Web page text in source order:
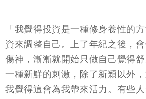
「我覺得投資是一種修身養性的
資來調整自己。上了年紀之後，
傷神，漸漸就開始只做自己覺得
一種新鮮的刺激，除了新穎以外，
我覺得這會為我帶來活力。有些